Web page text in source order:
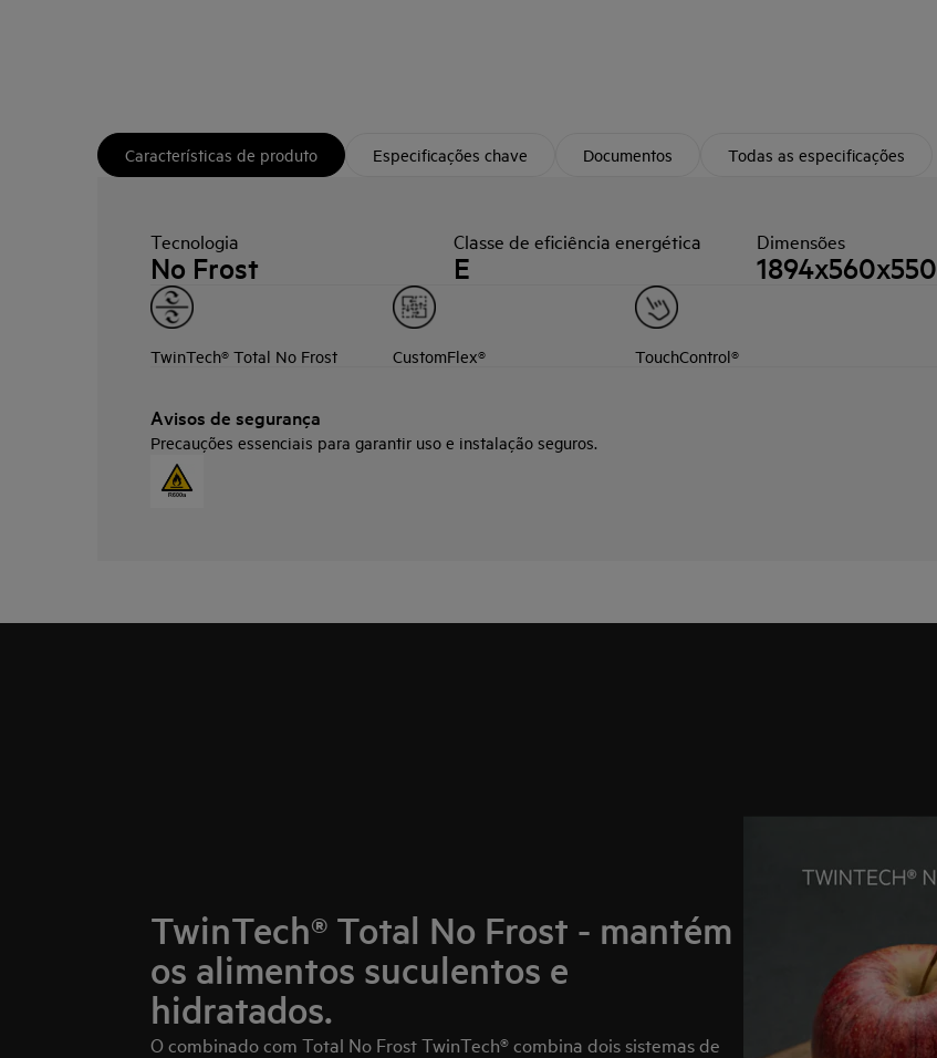
Características de produto Especificações chave Documentos Todas as especificações
Tecnologia
No Frost
Classe de eficiência energética
E
Dimensões
1894x560x550
TwinTech® Total No Frost CustomFlex® TouchControl®
Avisos de segurança
Precauções essenciais para garantir uso e instalação seguros.
TwinTech® Total No Frost - mantém
os alimentos suculentos e
hidratados.
O combinado com Total No Frost TwinTech® combina dois sistemas de